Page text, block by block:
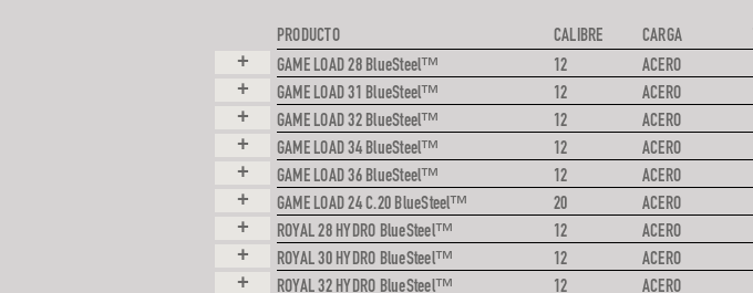
PRODUCTO CALIBRE CARGA
+
GAME LOAD 28 BlueSteel™ 12 ACERO
+
GAME LOAD 31 BlueSteel™ 12 ACERO
+
GAME LOAD 32 BlueSteel™ 12 ACERO
+
GAME LOAD 34 BlueSteel™ 12 ACERO
+
GAME LOAD 36 BlueSteel™ 12 ACERO
+
GAME LOAD 24 C.20 BlueSteel™ 20 ACERO
+
ROYAL 28 HYDRO BlueSteel™ 12 ACERO
+
ROYAL 30 HYDRO BlueSteel™ 12 ACERO
+
ROYAL 32 HYDRO BlueSteel™ 12 ACERO